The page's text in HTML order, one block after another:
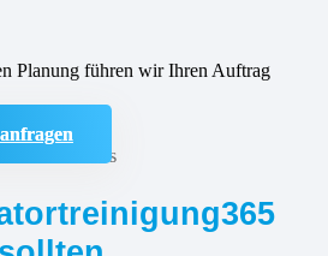
Planung führen wir Ihren Auftrag